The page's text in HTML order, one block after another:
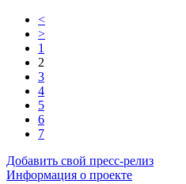
<
>
1
2
3
4
5
6
7
Добавить свой пресс-релиз
Информация о проекте